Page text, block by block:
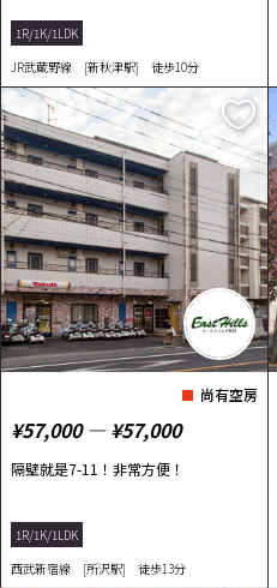
1R/1K/1LDK
JR武蔵野線 [新秋津駅] 徒歩10分
尚有空房
¥57,000 ― ¥57,000
隔壁就是7-11！非常方便！
1R/1K/1LDK
西武新宿線 [所沢駅] 徒歩13分